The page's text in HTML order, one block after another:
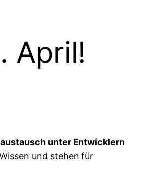
April!
unter Entwicklern
und stehen für